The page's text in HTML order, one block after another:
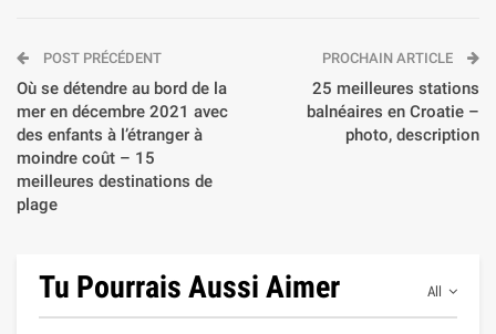
POST PRÉCÉDENT
Où se détendre au bord de la
mer en décembre 2021 avec
des enfants à l’étranger à
moindre coût – 15
meilleures destinations de
plage
PROCHAIN ARTICLE
25 meilleures stations
balnéaires en Croatie –
photo, description
All
Tu Pourrais Aussi Aimer